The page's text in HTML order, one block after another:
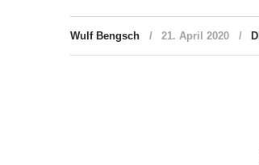
Wulf Bengsch 21. April 2020